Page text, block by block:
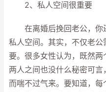
2、私人空间很重要
在离婚后挽回老公，你
私人空间。其实，不仅老
要。很多女性认为，既然两
两人之间也没什么秘密可
而喘不过气来。要知道，